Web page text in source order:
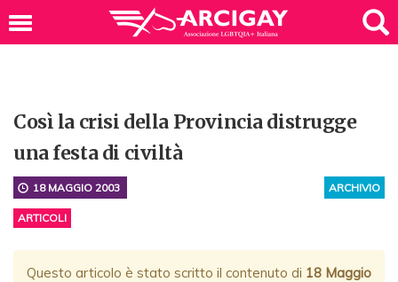
Così la crisi della Provincia distrugge
una festa di civiltà
ARCHIVIO
18 MAGGIO 2003
ARTICOLI
Questo articolo è stato scritto il contenuto di 18 Maggio